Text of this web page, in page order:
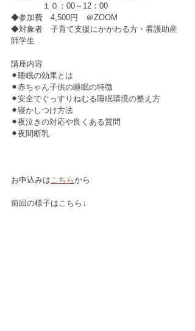
１０：00～12：00
◆参加費　4,500円　＠ZOOM
◆対象者　子育て支援にかかわる方・看護助産
師学生
講座内容
⚫︎睡眠の効果とは
⚫︎赤ちゃん子供の睡眠の特徴
⚫︎安全でぐっすりねむる睡眠環境の整え方
⚫︎寝かしつけ方法
⚫︎夜泣きの対応や良くある質問
⚫︎夜間断乳
お申込みはこちらから
前回の様子はこちら↓